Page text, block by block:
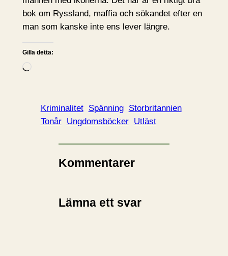
bok om Ryssland, maffia och sökandet efter en
man som kanske inte ens lever längre.
Gilla detta:
L
Kriminalitet Spänning Storbritannien
Tonår Ungdomsböcker Utläst
Kommentarer
Lämna ett svar